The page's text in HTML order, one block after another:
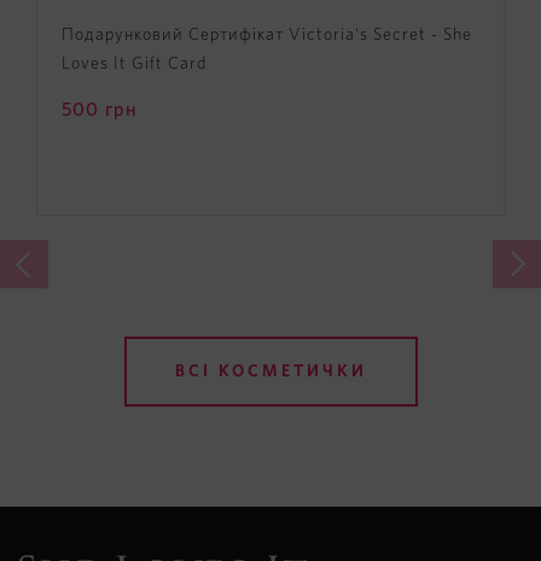
Подарунковий Сертифікат Victoria's Secret - She
Loves It Gift Card
500 грн
ВСІ КОСМЕТИЧКИ